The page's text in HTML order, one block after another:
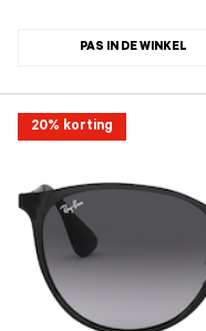
PAS IN DE WINKEL
20% korting